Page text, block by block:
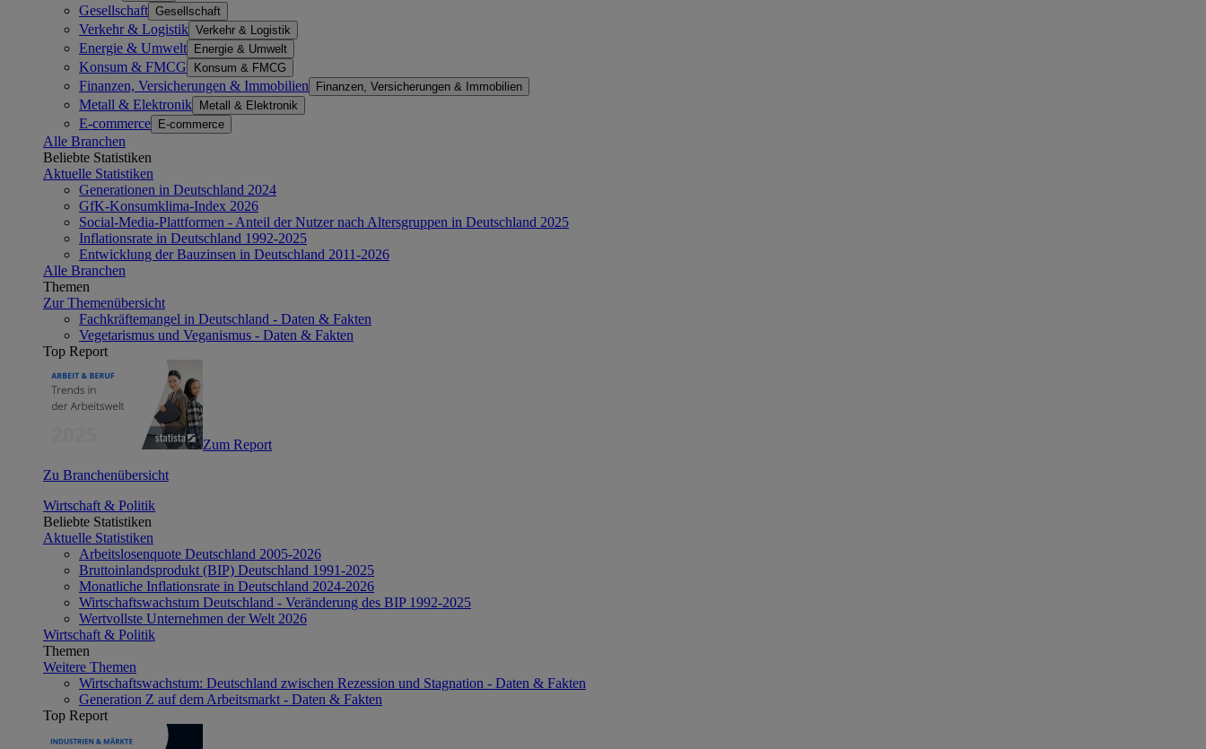
Gesellschaft Gesellschaft
Verkehr & Logistik Verkehr & Logistik
Energie & Umwelt Energie & Umwelt
Konsum & FMCG Konsum & FMCG
Finanzen, Versicherungen & Immobilien Finanzen, Versicherungen & Immobilien
Metall & Elektronik Metall & Elektronik
E-commerce E-commerce
Alle Branchen
Beliebte Statistiken
Aktuelle Statistiken
Generationen in Deutschland 2024
GfK-Konsumklima-Index 2026
Social-Media-Plattformen - Anteil der Nutzer nach Altersgruppen in Deutschland 2025
Inflationsrate in Deutschland 1992-2025
Entwicklung der Bauzinsen in Deutschland 2011-2026
Alle Branchen
Themen
Zur Themenübersicht
Fachkräftemangel in Deutschland - Daten & Fakten
Vegetarismus und Veganismus - Daten & Fakten
Top Report
Zum Report
Zu Branchenübersicht
Wirtschaft & Politik
Beliebte Statistiken
Aktuelle Statistiken
Arbeitslosenquote Deutschland 2005-2026
Bruttoinlandsprodukt (BIP) Deutschland 1991-2025
Monatliche Inflationsrate in Deutschland 2024-2026
Wirtschaftswachstum Deutschland - Veränderung des BIP 1992-2025
Wertvollste Unternehmen der Welt 2026
Wirtschaft & Politik
Themen
Weitere Themen
Wirtschaftswachstum: Deutschland zwischen Rezession und Stagnation - Daten & Fakten
Generation Z auf dem Arbeitsmarkt - Daten & Fakten
Top Report